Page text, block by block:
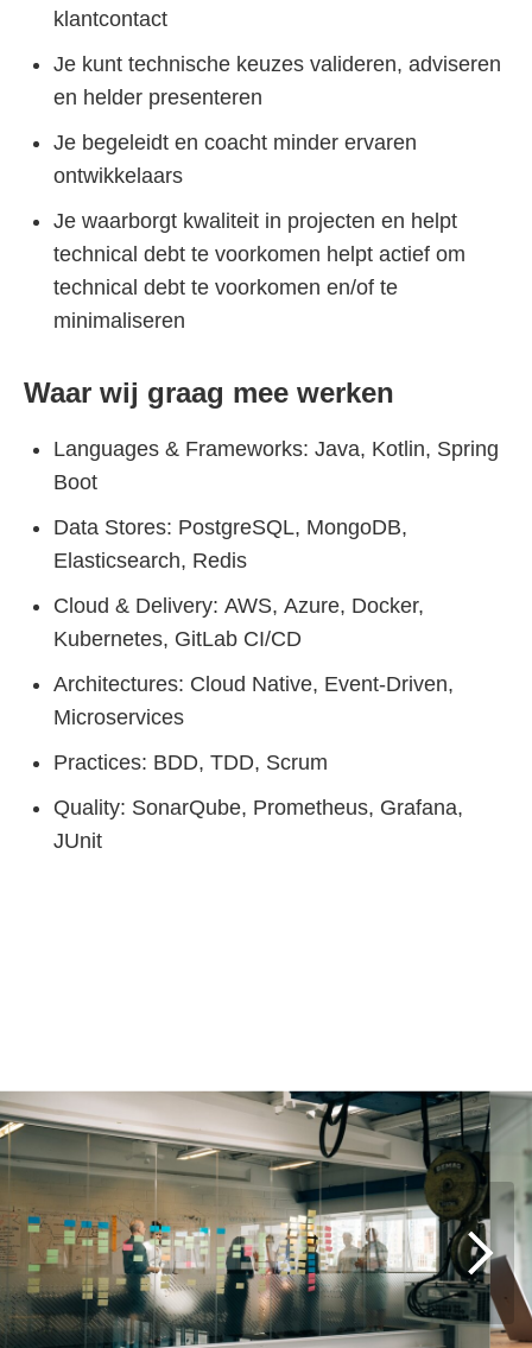
klantcontact
Je kunt technische keuzes valideren, adviseren
en helder presenteren
Je begeleidt en coacht minder ervaren
ontwikkelaars
Je waarborgt kwaliteit in projecten en helpt
technical debt te voorkomen helpt actief om
technical debt te voorkomen en/of te
minimaliseren
Waar wij graag mee werken
Languages & Frameworks: Java, Kotlin, Spring
Boot
Data Stores: PostgreSQL, MongoDB,
Elasticsearch, Redis
Cloud & Delivery: AWS, Azure, Docker,
Kubernetes, GitLab CI/CD
Architectures: Cloud Native, Event-Driven,
Microservices
Practices: BDD, TDD, Scrum
Quality: SonarQube, Prometheus, Grafana,
JUnit